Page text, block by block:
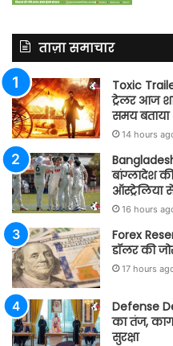
ताज़ा समाचार
Toxic
ट्रेलर आज
समय बताया
14 hours
बांग्लादेश
ऑस्ट्रेलिया
16 hours
Forex
डॉलर की
17 hours
Defense
का तंज,
सुरक्षा